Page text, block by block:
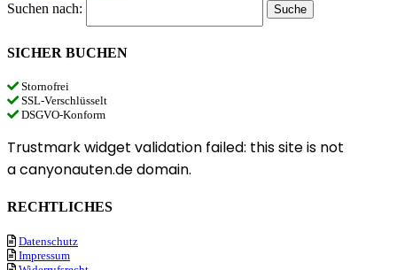
Suchen nach:
SICHER BUCHEN
Stornofrei
SSL-Verschlüsselt
DSGVO-Konform
Trustmark widget validation failed: this site is not
a canyonauten.de domain.
RECHTLICHES
Datenschutz
Impressum